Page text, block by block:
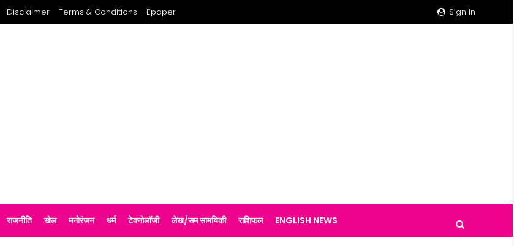
Sign In
Disclaimer Terms & Conditions Epaper
राजनीति खेल मनोरंजन धर्म टेक्नोलॉजी लेख/सम सामयिकी राशिफल ENGLISH NEWS